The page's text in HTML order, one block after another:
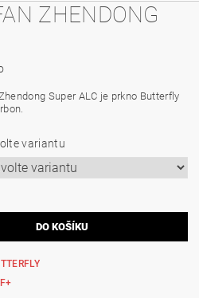
ZHENDONG
Super ALC je prkno Butterfly
variantu